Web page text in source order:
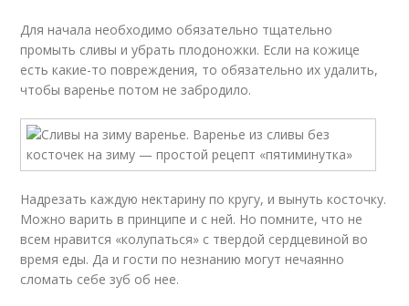
Для начала необходимо обязательно тщательно
промыть сливы и убрать плодоножки. Если на кожице
есть какие-то повреждения, то обязательно их удалить,
чтобы варенье потом не забродило.
Надрезать каждую нектарину по кругу, и вынуть косточку.
Можно варить в принципе и с ней. Но помните, что не
всем нравится «колупаться» с твердой сердцевиной во
время еды. Да и гости по незнанию могут нечаянно
сломать себе зуб об нее.